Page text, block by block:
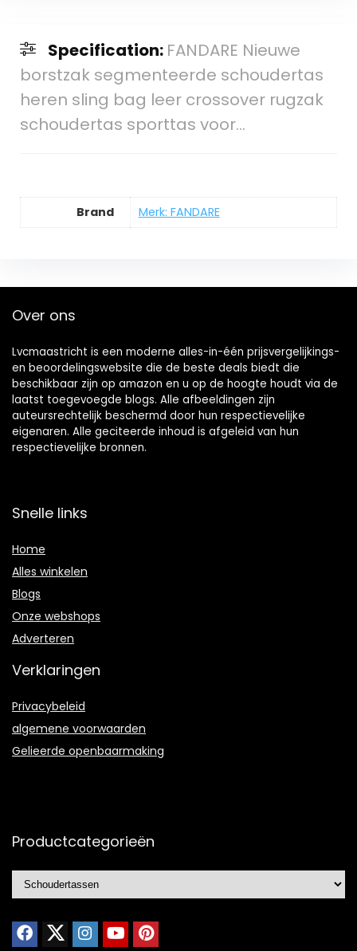
Specification: FANDARE Nieuwe
borstzak segmenteerde schoudertas
heren sling bag leer crossover rugzak
schoudertas sporttas voor…
Brand Merk: FANDARE
Over ons
Lvcmaastricht is een moderne alles-in-één prijsvergelijkings-
en beoordelingswebsite die de beste deals biedt die
beschikbaar zijn op amazon en u op de hoogte houdt via de
laatst toegevoegde blogs. Alle afbeeldingen zijn
auteursrechtelijk beschermd door hun respectievelijke
eigenaren. Alle geciteerde inhoud is afgeleid van hun
respectievelijke bronnen.
Snelle links
Home
Alles winkelen
Blogs
Onze webshops
Adverteren
Verklaringen
Privacybeleid
algemene voorwaarden
Gelieerde openbaarmaking
Productcategorieën